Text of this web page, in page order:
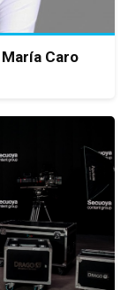
Caro